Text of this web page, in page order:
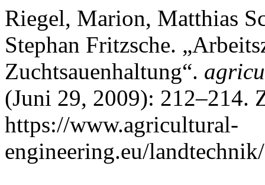
Riegel, Marion, Matthias
Stephan Fritzsche.
Zuchtsauenhaltung“.
(Juni 29, 2009): 212–214.
https://www.agricultural-
engineering.eu/